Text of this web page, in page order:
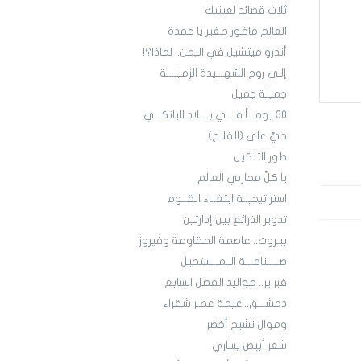
ثلاث قصائد لعينيك
العالم ماخور صغير يا حمدة
أندرو ميتشيل في اليمن.. لماذا؟!
إلـى روح الشهـــيدة الزميلـــة
جميلة جميل
30 يومـــاً فــــي بــــلاد اليانكـــي
حيَّ على (الفلاح)
طور التنكيل
يا كلَّ محاربي العالم
استراتيجيــة ابتغــاء القــوم
تدوير الذرائع بين إدارتين
بيـروت.. عاصمة المقاومة وفيروز
صـــــناعـــة الــمـــستحيل
فبراير.. مواليد الفصل السابع
دمشـــق.. غيمة عطـر شقراء
وموال نشيج أخضر
شعر أبيض يساري